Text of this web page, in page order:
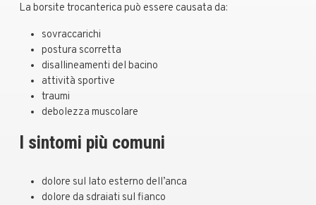
La borsite trocanterica può essere causata da:
sovraccarichi
postura scorretta
disallineamenti del bacino
attività sportive
traumi
debolezza muscolare
I sintomi più comuni
dolore sul lato esterno dell’anca
dolore da sdraiati sul fianco